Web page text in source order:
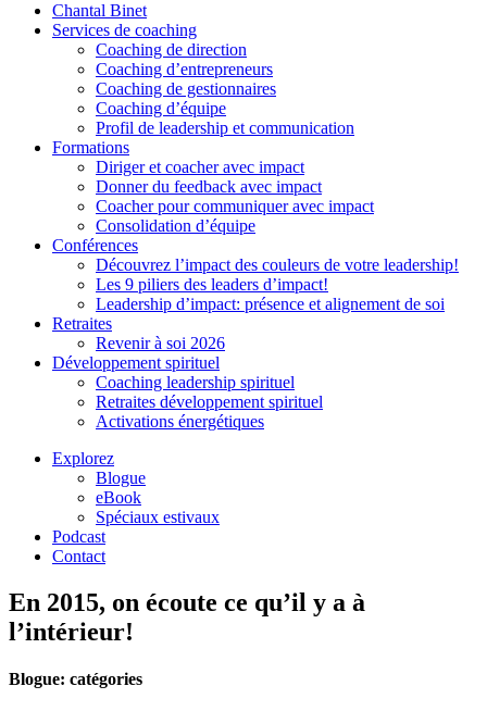
Chantal Binet
Services de coaching
Coaching de direction
Coaching d’entrepreneurs
Coaching de gestionnaires
Coaching d’équipe
Profil de leadership et communication
Formations
Diriger et coacher avec impact
Donner du feedback avec impact
Coacher pour communiquer avec impact
Consolidation d’équipe
Conférences
Découvrez l’impact des couleurs de votre leadership!
Les 9 piliers des leaders d’impact!
Leadership d’impact: présence et alignement de soi
Retraites
Revenir à soi 2026
Développement spirituel
Coaching leadership spirituel
Retraites développement spirituel
Activations énergétiques
Explorez
Blogue
eBook
Spéciaux estivaux
Podcast
Contact
En 2015, on écoute ce qu’il y a à
l’intérieur!
Blogue: catégories